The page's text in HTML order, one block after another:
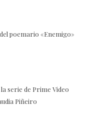
poemario «Enemigo»
serie de Prime Video
Piñeiro